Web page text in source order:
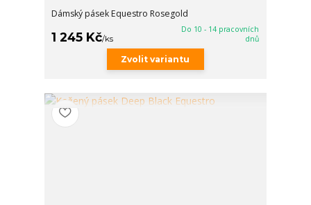
Dámský pásek Equestro Rosegold
1 245 Kč/ks
Do 10 - 14 pracovních
dnů
Zvolit variantu